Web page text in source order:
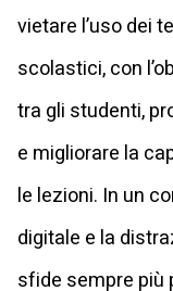
vietare l’uso dei
scolastici, con
tra gli studenti,
e migliorare la
le lezioni. In un
digitale e la
sfide sempre più